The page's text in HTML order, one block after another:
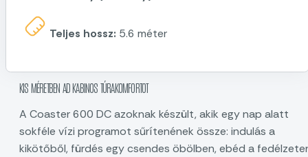
Teljes hossz: 5.6 méter
KIS MÉRETBEN AD KABINOS TÚRAKOMFORTOT
A Coaster 600 DC azoknak készült, akik egy nap alatt
sokféle vízi programot sűrítenének össze: indulás a
kikötőből, fürdés egy csendes öbölben, ebéd a